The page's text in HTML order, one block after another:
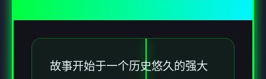
故事开始于一个历史悠久的强大